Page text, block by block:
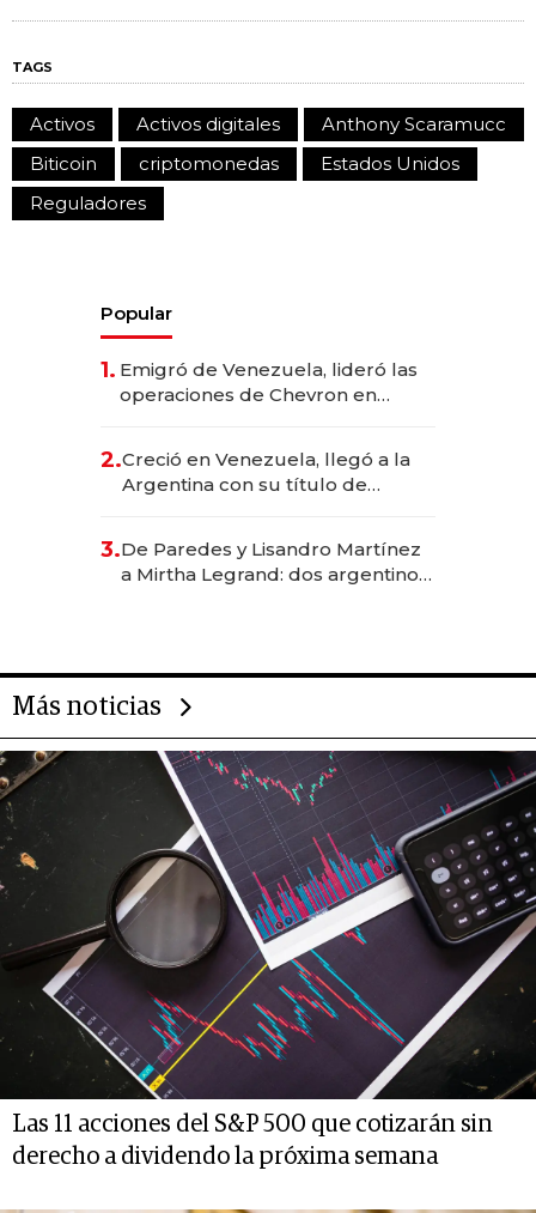
TAGS
Activos Activos digitales
Anthony Scaramucc
Biticoin
criptomonedas
Estados Unidos
Reguladores
Popular
1. Emigró de Venezuela, lideró las
operaciones de Chevron en
2.Creció en Venezuela, llegó a la
Argentina con su título de
las marcas "fast premium"
3.De Paredes y Lisandro Martínez
a Mirtha Legrand: dos argentinos
Más noticias
Las 11 acciones del S&P 500 que cotizarán sin
derecho a dividendo la próxima semana